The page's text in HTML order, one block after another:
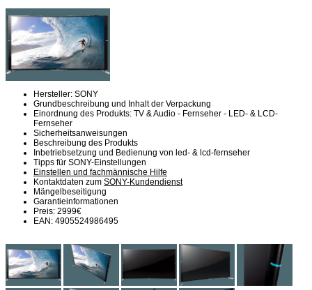
Hersteller: SONY
Grundbeschreibung und Inhalt der Verpackung
Einordnung des Produkts: TV & Audio - Fernseher - LED- & LCD-
Fernseher
Sicherheitsanweisungen
Beschreibung des Produkts
Inbetriebsetzung und Bedienung von led- & lcd-fernseher
Tipps für SONY-Einstellungen
Einstellen und fachmännische Hilfe
Kontaktdaten zum SONY-Kundendienst
Mängelbeseitigung
Garantieinformationen
Preis: 2999€
EAN: 4905524986495